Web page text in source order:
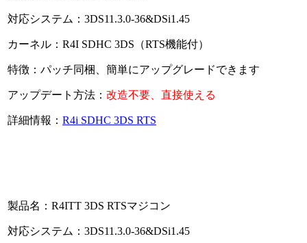
対応システム：3DS11.3.0-36&DSi1.45
カーネル：R4I SDHC 3DS（RTS機能付）
特徴：パッチ同梱、簡単にアップグレードできます
アップデート方法： 改造不要、直接使える
詳細情報： R4i SDHC 3DS RTS
製品名：R4ITT 3DS RTSマジコン
対応システム：3DS11.3.0-36&DSi1.45